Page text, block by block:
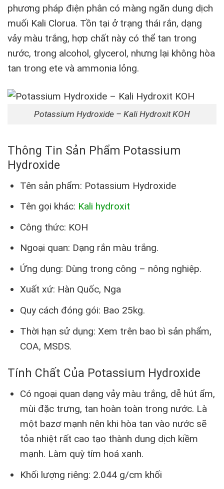
phương pháp điện phân có màng ngăn dung dịch
muối Kali Clorua. Tồn tại ở trạng thái rắn, dạng
vảy màu trắng, hợp chất này có thể tan trong
nước, trong alcohol, glycerol, nhưng lại không hòa
tan trong ete và ammonia lỏng.
Potassium Hydroxide – Kali Hydroxit KOH
Thông Tin Sản Phẩm Potassium
Hydroxide
Tên sản phẩm: Potassium Hydroxide
Tên gọi khác: Kali hydroxit
Công thức: KOH
Ngoại quan: Dạng rắn màu trắng.
Ứng dụng: Dùng trong công – nông nghiệp.
Xuất xứ: Hàn Quốc, Nga
Quy cách đóng gói: Bao 25kg.
Thời hạn sử dụng: Xem trên bao bì sản phẩm,
COA, MSDS.
Tính Chất Của Potassium Hydroxide
Có ngoại quan dạng vảy màu trắng, dễ hút ẩm,
mùi đặc trưng, tan hoàn toàn trong nước. Là
một bazơ mạnh nên khi hòa tan vào nước sẽ
tỏa nhiệt rất cao tạo thành dung dịch kiềm
mạnh. Làm quỳ tím hoá xanh.
Khối lượng riêng: 2.044 g/cm khối